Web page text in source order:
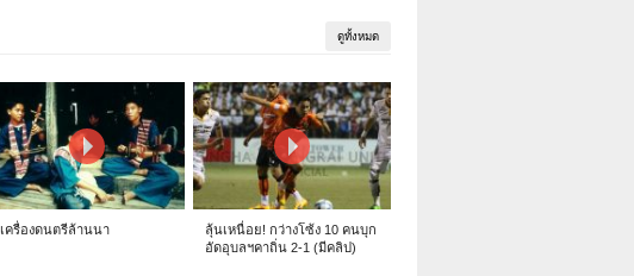
ดูทั้งหมด
เครื่องดนตรีล้านนา
ลุ้นเหนื่อย! กว่างโซ้ง 10 คนบุก
อัดอุบลฯคาถิ่น 2-1 (มีคลิป)